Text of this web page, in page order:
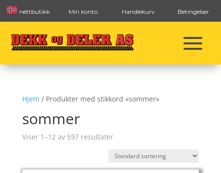
nettbutikk Min konto Handlekurv Betingelser
Hjem / Produkter med stikkord «sommer»
sommer
Viser 1–12 av 597 resultater